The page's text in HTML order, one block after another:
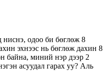
одоо би бөглөж 8
эхнээс нь бөглөж дахин 8
байна, миний нэр дээр 2
асуудал гарах уу? Аль